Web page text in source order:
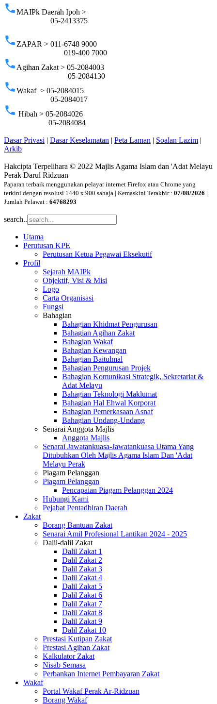
phoneMAIPk Daerah Ipoh >
05-2413375
phone ZAPAR > 011-6748 9000
019-400 7000
phone Agihan Zakat > 05-2084003
05-2084130
phoneWakaf > 05-2084015
05-2084017
phone Hibah > 05-2084026
05-2084084
Dasar Privasi | Dasar Keselamatan | Peta Laman | Soalan Lazim |
Arkib
Hakcipta Terpelihara © 2022 Majlis Agama Islam dan 'Adat Melayu
Perak Darul Ridzuan
Paparan terbaik menggunakan pelayar internet Firefox atau Chrome yang
terkini dengan resolusi 1440 x 900 sahaja | Kemaskini Terakhir : 07/08/2026 |
Jumlah Pelawat : 64768293
search..
Utama
Perutusan KPE
Perutusan Ketua Pegawai Eksekutif
Profil
Sejarah MAIPk
Objektif, Visi & Misi
Logo
Carta Organisasi
Fungsi
Bahagian
Bahagian Khidmat Pengurusan
Bahagian Agihan Zakat
Bahagian Wakaf
Bahagian Kewangan
Bahagian Baitulmal
Bahagian Pengurusan Projek
Bahagian Komunikasi Strategik, Sekretariat &
Adat Melayu
Bahagian Teknologi Maklumat
Bahagian Hal Ehwal Korporat
Bahagian Pemerkasaan Asnaf
Bahagian Undang-Undang
Senarai Anggota Majlis
Anggota Majlis
Senarai Jawatankuasa-Jawatankuasa Utama Yang
Ditubuhkan Oleh Majlis Agama Islam Dan 'Adat
Melayu Perak
Piagam Pelanggan
Piagam Pelanggan
Pencapaian Piagam Pelanggan 2024
Hubungi Kami
Pejabat Pentadbiran Daerah
Zakat
Borang Bantuan Zakat
Senarai Amil Profesional Lantikan 2024 - 2025
Dalil-dalil Zakat
Dalil Zakat 1
Dalil Zakat 2
Dalil Zakat 3
Dalil Zakat 4
Dalil Zakat 5
Dalil Zakat 6
Dalil Zakat 7
Dalil Zakat 8
Dalil Zakat 9
Dalil Zakat 10
Prestasi Kutipan Zakat
Prestasi Agihan Zakat
Kalkulator Zakat
Nisab Semasa
Perbankan Internet Pembayaran Zakat
Wakaf
Portal Wakaf Perak Ar-Ridzuan
Borang Wakaf